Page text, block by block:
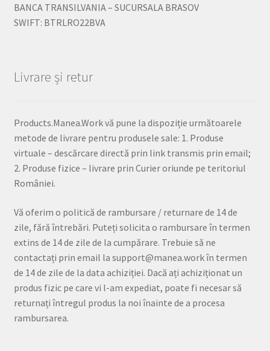
BANCA TRANSILVANIA – SUCURSALA BRASOV
SWIFT: BTRLRO22BVA
Livrare și retur
Products.Manea.Work vă pune la dispoziție următoarele
metode de livrare pentru produsele sale: 1. Produse
virtuale – descărcare directă prin link transmis prin email;
2. Produse fizice – livrare prin Curier oriunde pe teritoriul
României.
Vă oferim o politică de rambursare / returnare de 14 de
zile, fără întrebări. Puteți solicita o rambursare în termen
extins de 14 de zile de la cumpărare. Trebuie să ne
contactați prin email la support@manea.work în termen
de 14 de zile de la data achiziției. Dacă ați achiziționat un
produs fizic pe care vi l-am expediat, poate fi necesar să
returnați întregul produs la noi înainte de a procesa
rambursarea.